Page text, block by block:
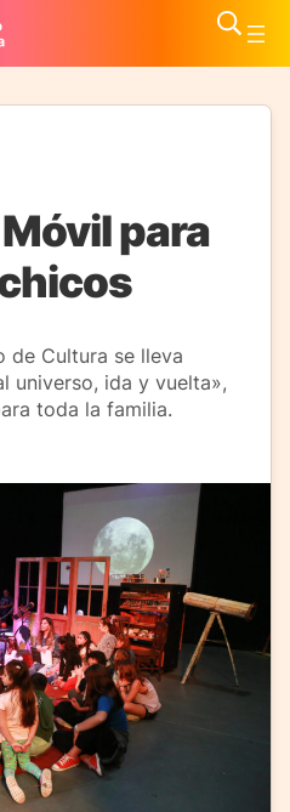
para
de Cultura se lleva
universo, ida y vuelta»,
toda la familia.